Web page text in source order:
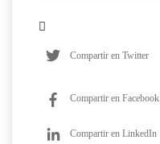
Compartir en Twitter
Compartir en Facebook
Compartir en LinkedIn